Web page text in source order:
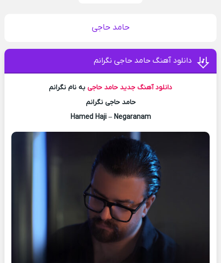
حامد حاجی
دانلود آهنگ حامد حاجی نگرانم
دانلود آهنگ جدید حامد حاجی به نام نگرانم
حامد حاجی نگرانم
Hamed Haji – Negaranam